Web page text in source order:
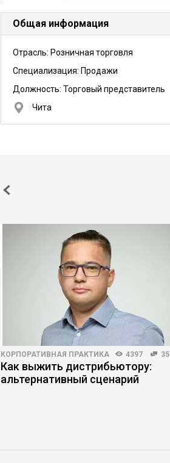
Общая информация
Отрасль: Розничная торговля
Специализация: Продажи
Должность: Торговый представитель
Чита
КОРПОРАТИВНАЯ ПРАКТИКА 4397 35
Как выжить дистрибьютору:
альтернативный сценарий